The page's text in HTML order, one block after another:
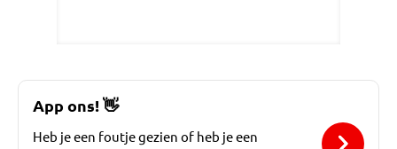
App ons!👋
Heb je een foutje gezien of heb je een